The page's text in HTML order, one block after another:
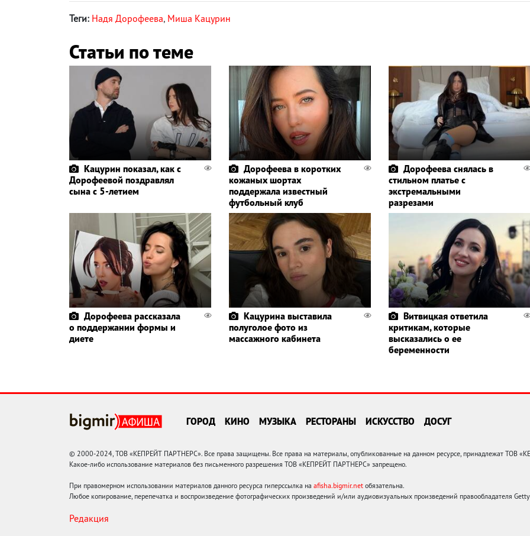
Теги: Надя Дорофеева, Миша Кацурин
Статьи по теме
Кацурин показал, как с
Дорофеевой поздравлял
сына с 5-летием
Дорофеева в коротких
кожаных шортах
поддержала известный
футбольный клуб
Дорофеева снялась в
стильном платье с
экстремальными
разрезами
Дорофеева рассказала
о поддержании формы и
диете
Кацурина выставила
полуголое фото из
массажного кабинета
Витвицкая ответила
критикам, которые
высказались о ее
беременности
ГОРОД КИНО МУЗЫКА РЕСТОРАНЫ ИСКУССТВО ДОСУГ
© 2000-2024, ТОВ «КЕПРЕЙТ ПАРТНЕРС». Все права защищены. Все права на материалы, опубликованные на данном ресурсе, принадлежат ТОВ
Какое-либо использование материалов без письменного разрешения ТОВ «КЕПРЕЙТ ПАРТНЕРС» запрещено.
При правомерном использовании материалов данного ресурса гиперссылка на afisha.bigmir.net обязательна.
Любое копирование, перепечатка и воспроизведение фотографических произведений и/или аудиовизуальных произведений правообладателя
Редакция